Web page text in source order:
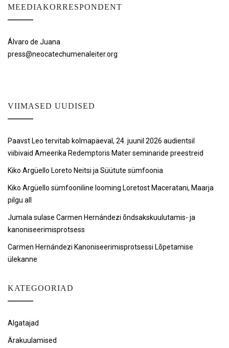
MEEDIAKORRESPONDENT
Álvaro de Juana
press@neocatechumenaleiter.org
VIIMASED UUDISED
Paavst Leo tervitab kolmapäeval, 24. juunil 2026 audientsil
viibivaid Ameerika Redemptoris Mater seminaride preestreid
Kiko Argüello Loreto Neitsi ja Süütute sümfoonia
Kiko Argüello sümfooniline looming Loretost Maceratani, Maarja
pilgu all
Jumala sulase Carmen Hernándezi õndsakskuulutamis- ja
kanoniseerimisprotsess
Carmen Hernándezi Kanoniseerimisprotsessi Lõpetamise
ülekanne
KATEGOORIAD
Algatajad
Ärakuulamised